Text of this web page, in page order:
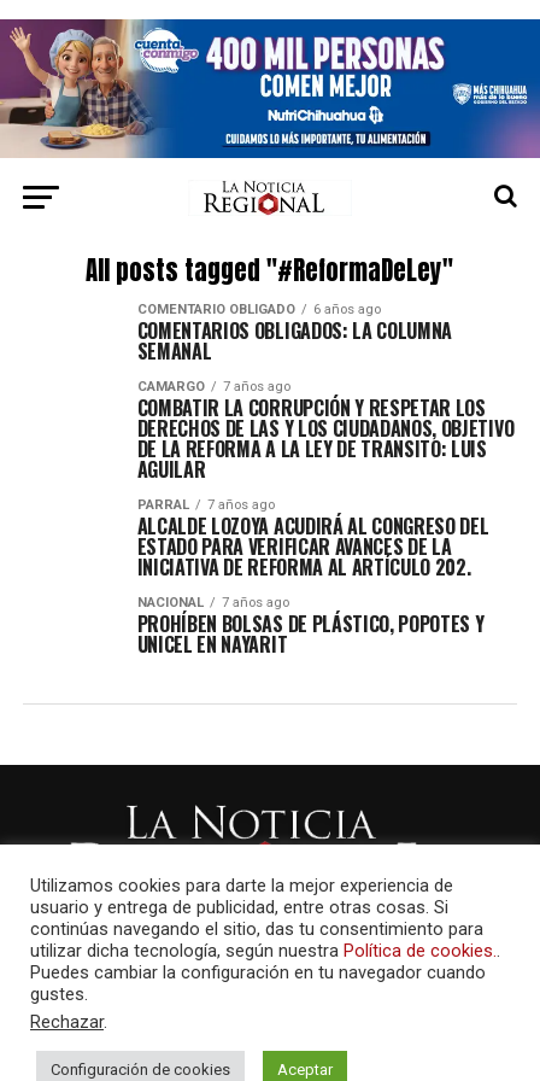
All posts tagged "#ReformaDeLey"
COMENTARIO OBLIGADO 6 años ago
COMENTARIOS OBLIGADOS: LA COLUMNA
SEMANAL
CAMARGO 7 años ago
COMBATIR LA CORRUPCIÓN Y RESPETAR LOS
DERECHOS DE LAS Y LOS CIUDADANOS, OBJETIVO
DE LA REFORMA A LA LEY DE TRANSITO: LUIS
AGUILAR
PARRAL 7 años ago
ALCALDE LOZOYA ACUDIRÁ AL CONGRESO DEL
ESTADO PARA VERIFICAR AVANCES DE LA
INICIATIVA DE REFORMA AL ARTÍCULO 202.
NACIONAL 7 años ago
PROHÍBEN BOLSAS DE PLÁSTICO, POPOTES Y
UNICEL EN NAYARIT
Utilizamos cookies para darte la mejor experiencia de
usuario y entrega de publicidad, entre otras cosas. Si
continúas navegando el sitio, das tu consentimiento para
utilizar dicha tecnología, según nuestra Política de cookies..
Puedes cambiar la configuración en tu navegador cuando
gustes.
Rechazar.
Configuración de cookies Aceptar